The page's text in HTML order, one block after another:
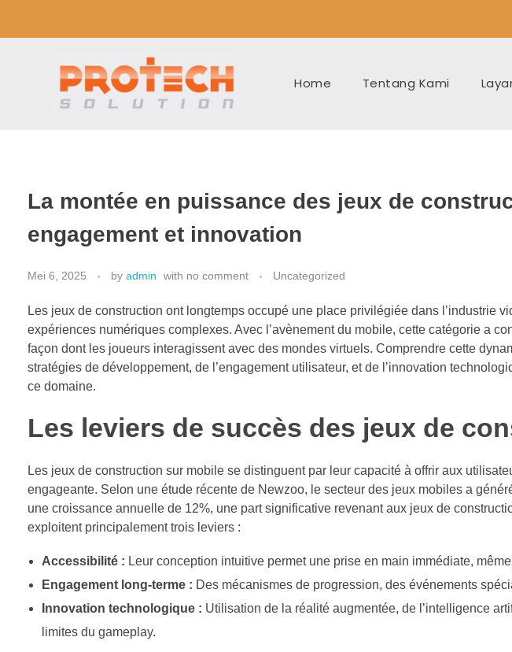
Home Tentang Kami
La montée en puissance des jeux de
engagement et innovation
Mei 6, 2025 by admin with no comment Uncategorized
Les jeux de construction ont longtemps occupé une place privilégiée dans l’industrie
expériences numériques complexes. Avec l’avènement du mobile, cette catégorie a
façon dont les joueurs interagissent avec des mondes virtuels. Comprendre cette
stratégies de développement, de l’engagement utilisateur, et de l’innovation
ce domaine.
Les leviers de succès des jeux de
Les jeux de construction sur mobile se distinguent par leur capacité à offrir aux
engageante. Selon une étude récente de Newzoo, le secteur des jeux mobiles a
une croissance annuelle de 12%, une part significative revenant aux jeux de
exploitent principalement trois leviers :
Accessibilité : Leur conception intuitive permet une prise en main immédiate,
Engagement long-terme : Des mécanismes de progression, des événements
Innovation technologique : Utilisation de la réalité augmentée, de l’intelligence
limites du gameplay.